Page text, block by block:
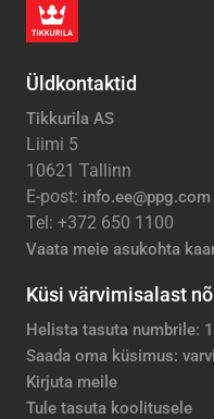
Üldkontaktid
Tikkurila AS
Liimi 5
10621 Tallinn
E-post: info.ee@ppg.com
Tel: +372 650 1100
Vaata meie asukohta
Küsi värvimisalast
Helista tasuta numbrile:
Saada oma küsimus:
Kirjuta meile
Tule tasuta koolitusele